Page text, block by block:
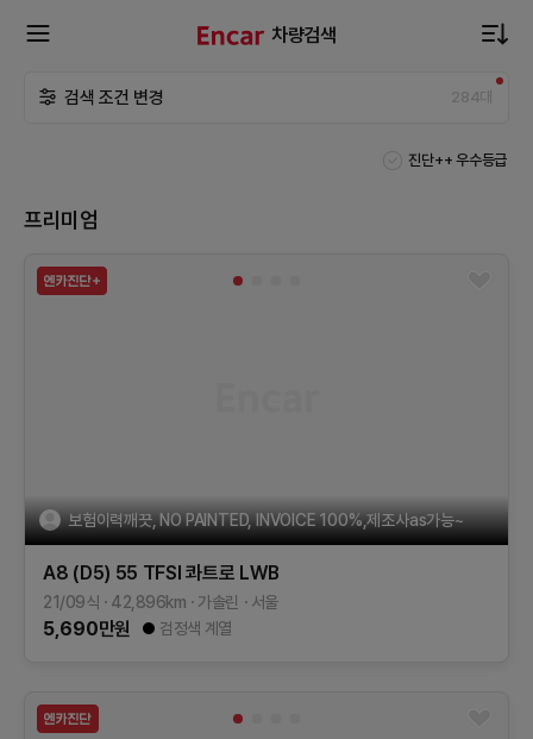
차량검색
검색 조건 변경 284대
진단++ 우수등급
프리미엄
보험이력깨끗, NO PAINTED, INVOICE 100%,제조사as가능~
A8 (D5) 55 TFSI 콰트로 LWB
21/09식 42,896km 가솔린 서울
5,690만원 검정색 계열